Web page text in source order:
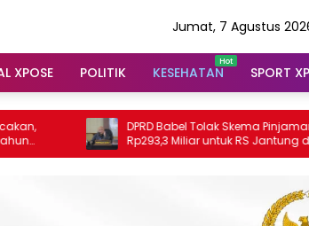
Jumat, 7 Agustus
XPOSE POLITIK KESEHATAN SPORT
Babel Tolak Skema Pinjaman
Miliar untuk RS Jantung dan
Dorong Pemprov Kejar Royalti
IDI
bagi